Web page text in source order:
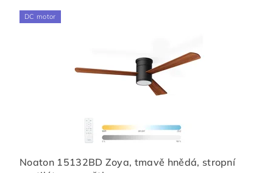
DC motor
Noaton 15132BD Zoya, tmavě hnědá, stropní